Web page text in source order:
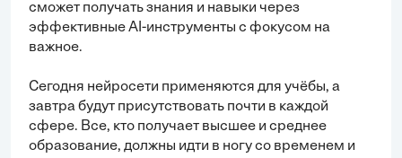
сможет получать знания и навыки через
эффективные AI-инструменты с фокусом на
важное.
Сегодня нейросети применяются для учёбы, а
завтра будут присутствовать почти в каждой
сфере. Все, кто получает высшее и среднее
образование, должны идти в ногу со временем и